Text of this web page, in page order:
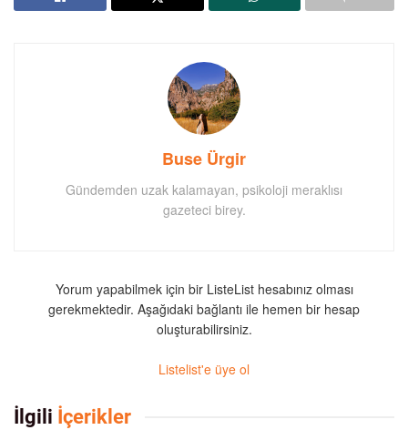
Buse Ürgir
Gündemden uzak kalamayan, psikoloji meraklısı
gazeteci birey.
Yorum yapabilmek için bir ListeList hesabınız olması
gerekmektedir. Aşağıdaki bağlantı ile hemen bir hesap
oluşturabilirsiniz.
Listelist'e üye ol
İlgili İçerikler